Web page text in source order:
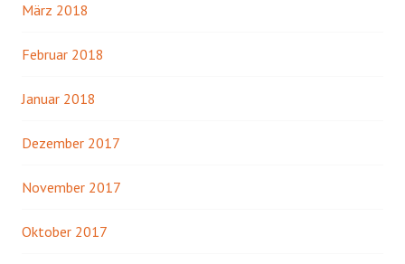
März 2018
Februar 2018
Januar 2018
Dezember 2017
November 2017
Oktober 2017